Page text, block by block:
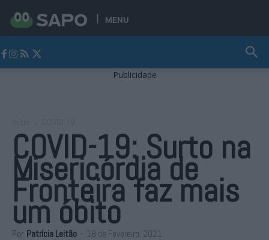
MENU
Publicidade
COVID-19: Surto na
Misericórdia de
Fronteira faz mais
um óbito
Por Patrícia Leitão - 18 de Fevereiro, 2021